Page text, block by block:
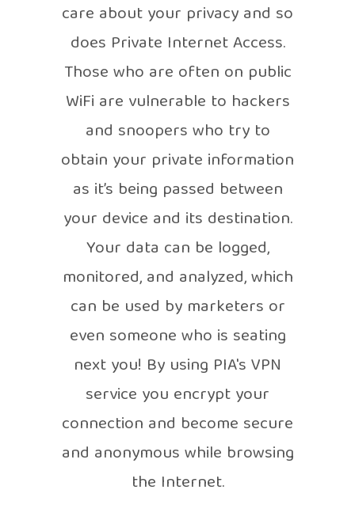
care about your privacy and so
does Private Internet Access.
Those who are often on public
WiFi are vulnerable to hackers
and snoopers who try to
obtain your private information
as it’s being passed between
your device and its destination.
Your data can be logged,
monitored, and analyzed, which
can be used by marketers or
even someone who is seating
next you! By using PIA's VPN
service you encrypt your
connection and become secure
and anonymous while browsing
the Internet.